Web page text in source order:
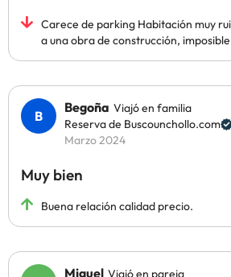
Carece de parking Habitación muy
a una obra de construcción,
Begoña Viajó en familia
Reserva de Buscounchollo.com
Marzo 2024
Muy bien
Buena relación calidad precio.
Miguel Viajó en pareja